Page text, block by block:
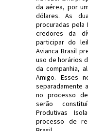
da aérea, por
dólares. As
procuradas pela
credores da
participar do
Avianca Brasil
uso de horários
da companhia,
Amigo. Esses
separadamente
no processo
serão
Produtivas
processo de